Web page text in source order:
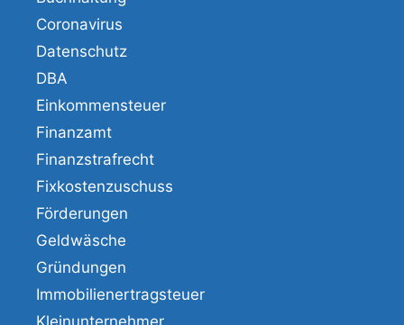
Coronavirus
Datenschutz
DBA
Einkommensteuer
Finanzamt
Finanzstrafrecht
Fixkostenzuschuss
Förderungen
Geldwäsche
Gründungen
Immobilienertragsteuer